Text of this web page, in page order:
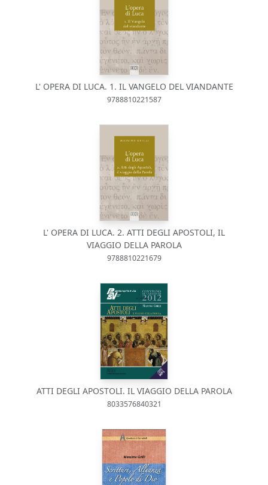
L' OPERA DI LUCA. 1. IL VANGELO DEL VIANDANTE
9788810221587
L' OPERA DI LUCA. 2. ATTI DEGLI APOSTOLI, IL
VIAGGIO DELLA PAROLA
9788810221679
ATTI DEGLI APOSTOLI. IL VIAGGIO DELLA PAROLA
8033576840321